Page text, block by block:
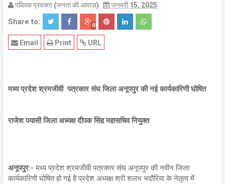
पब्लिक प्रवक्ता (जनता की आवाज़) जनवरी 15, 2025
Share to: 0
URL
Print
Email
मध्य प्रदेश श्रमजीवी पत्रकार संघ जिला अनूपपुर की नई कार्यकारिणी घोषित
राजेश पयासी जिला अध्यक्ष दीपक सिंह महासचिव नियुक्त
अनूपपुर:- मध्य प्रदेश श्रमजीवी पत्रकार संघ अनूपपुर की नवीन जिला
कार्यकारिणी घोषित हो गई है प्रदेश अध्यक्ष श्री शलभ भदौरिया के नेतृत्व में